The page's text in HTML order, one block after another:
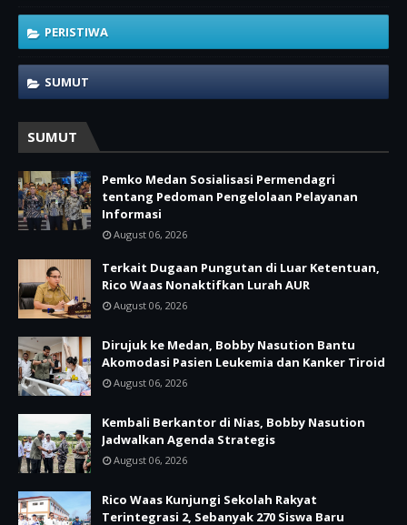
PERISTIWA
SUMUT
SUMUT
Pemko Medan Sosialisasi Permendagri
tentang Pedoman Pengelolaan Pelayanan
Informasi
August 06, 2026
Terkait Dugaan Pungutan di Luar Ketentuan,
Rico Waas Nonaktifkan Lurah AUR
August 06, 2026
Dirujuk ke Medan, Bobby Nasution Bantu
Akomodasi Pasien Leukemia dan Kanker Tiroid
August 06, 2026
Kembali Berkantor di Nias, Bobby Nasution
Jadwalkan Agenda Strategis
August 06, 2026
Rico Waas Kunjungi Sekolah Rakyat
Terintegrasi 2, Sebanyak 270 Siswa Baru